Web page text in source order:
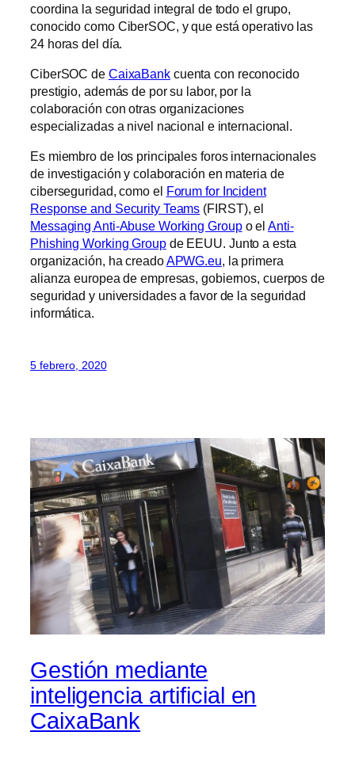
coordina la seguridad integral de todo el grupo,
conocido como CiberSOC, y que está operativo las
24 horas del día.
CiberSOC de CaixaBankcuenta con reconocido
prestigio, además de por su labor, por la
colaboración con otras organizaciones
especializadas a nivel nacional e internacional.
Es miembro de los principales foros internacionales
de investigación y colaboración en materia de
ciberseguridad, como el Forum for Incident
Response and Security Teams (FIRST), el
Messaging Anti-Abuse Working Groupo elAnti-
Phishing Working Groupde EEUU. Junto a esta
organización, ha creadoAPWG.eu, la primera
alianza europea de empresas, gobiernos, cuerpos de
seguridad y universidades a favor de la seguridad
informática.
5 febrero, 2020
Gestión mediante
inteligencia artificial en
CaixaBank